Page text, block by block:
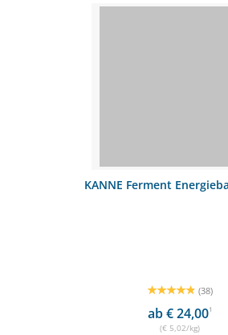
KANNE Ferment
(38)
ab € 24,001
(€ 5,02/kg)